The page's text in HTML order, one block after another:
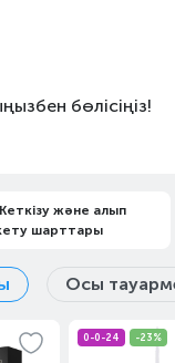
бөлісіңіз!
және алып
шарттары
Осы
0-0-24 -23%